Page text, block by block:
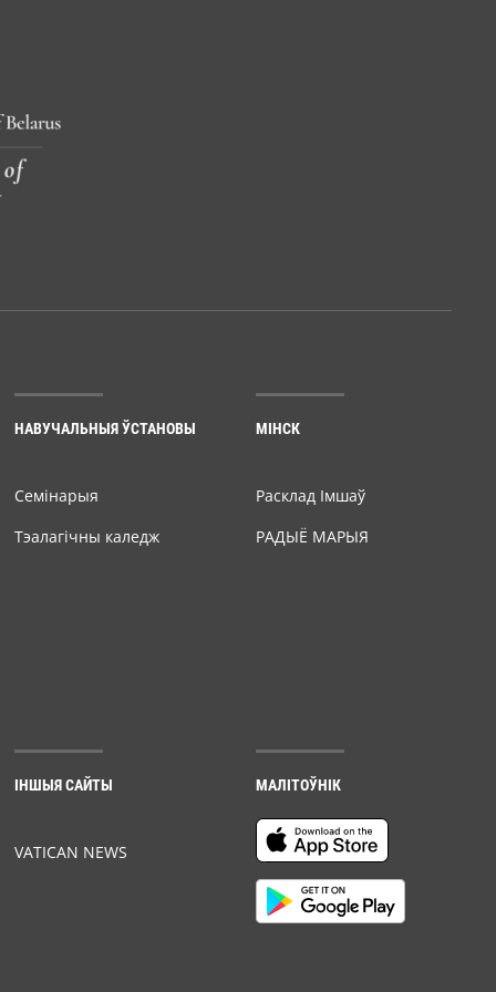
НАВУЧАЛЬНЫЯ ЎСТАНОВЫ
Семiнарыя
Тэалагічны каледж
МІНСК
Расклад Імшаў
РАДЫЁ МАРЫЯ
ІНШЫЯ САЙТЫ
VATICAN NEWS
МАЛІТОЎНІК